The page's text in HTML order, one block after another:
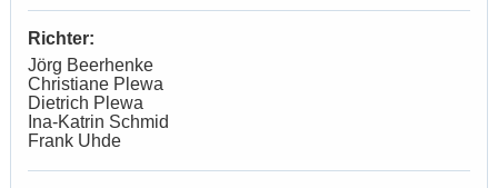
Richter:
Jörg Beerhenke
Christiane Plewa
Dietrich Plewa
Ina-Katrin Schmid
Frank Uhde